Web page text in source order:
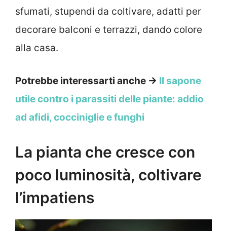
sfumati, stupendi da coltivare, adatti per
decorare balconi e terrazzi, dando colore
alla casa.
Potrebbe interessarti anche → Il sapone
utile contro i parassiti delle piante: addio
ad afidi, cocciniglie e funghi
La pianta che cresce con
poco luminosità, coltivare
l’impatiens